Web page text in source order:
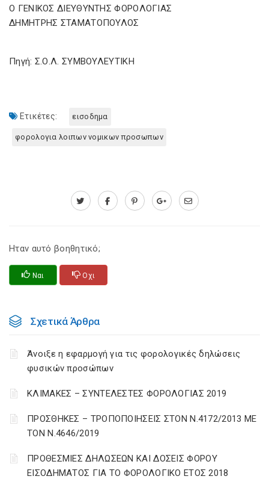
Ο ΓΕΝΙΚΟΣ ΔΙΕΥΘΥΝΤΗΣ ΦΟΡΟΛΟΓΙΑΣ
ΔΗΜΗΤΡΗΣ ΣΤΑΜΑΤΟΠΟΥΛΟΣ
Πηγή: Σ.Ο.Λ. ΣΥΜΒΟΥΛΕΥΤΙΚΗ
Ετικέτες: εισοδημα
φορολογια λοιπων νομικων προσωπων
Ηταν αυτό βοηθητικό;
Ναι Οχι
Σχετικά Άρθρα
Άνοιξε η εφαρμογή για τις φορολογικές δηλώσεις
φυσικών προσώπων
ΚΛΙΜΑΚΕΣ – ΣΥΝΤΕΛΕΣΤΕΣ ΦΟΡΟΛΟΓΙΑΣ 2019
ΠΡΟΣΘΗΚΕΣ – ΤΡΟΠΟΠΟΙΗΣΕΙΣ ΣΤΟΝ Ν.4172/2013 ΜΕ
ΤΟΝ Ν.4646/2019
ΠΡΟΘΕΣΜΙΕΣ ΔΗΛΩΣΕΩΝ ΚΑΙ ΔΟΣΕΙΣ ΦΟΡΟΥ
ΕΙΣΟΔΗΜΑΤΟΣ ΓΙΑ ΤΟ ΦΟΡΟΛΟΓΙΚΟ ΕΤΟΣ 2018